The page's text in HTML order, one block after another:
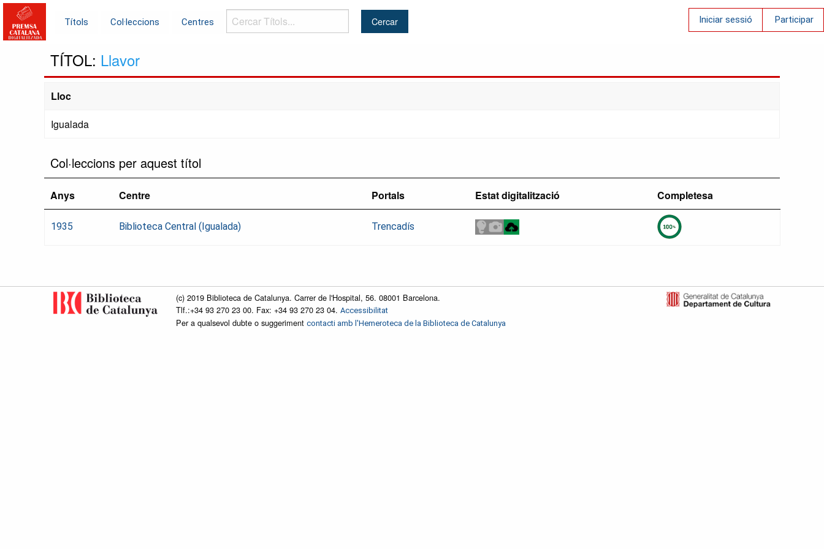
Títols Col·leccions Centres
Cercar
Títols...
Iniciar sessió Participar
TÍTOL: Llavor
Lloc
Igualada
Col·leccions per aquest títol
Anys Centre Portals Estat digitalització Completesa
1935 Biblioteca Central (Igualada) Trencadís
(c) 2019 Biblioteca de Catalunya. Carrer de l'Hospital, 56. 08001 Barcelona.
Tlf.:+34 93 270 23 00. Fax: +34 93 270 23 04. Accessibilitat
Per a qualsevol dubte o suggeriment contacti amb l'Hemeroteca de la Biblioteca de Catalunya